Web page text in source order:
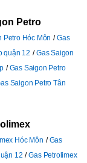
Petro
Petro Hóc Môn
Gas
quận 12
Gas Saigon
Gas Saigon Petro
Saigon Petro Tân
Hóc Môn
Gas
12
Gas Petrolimex